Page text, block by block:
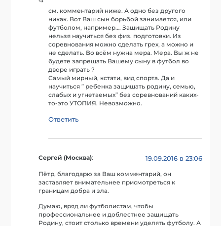
см. комментарий ниже. А одно без другого
никак. Вот Ваш сын борьбой занимается, или
футболом, например…. Защищать Родину
нельзя научиться без физ. подготовки. Из
соревнования можно сделать грех, а можно и
не сделать. Во всём нужна мера. Мера. Вы ж не
будете запрещать Вашему сыну в футбол во
дворе играть ?
Самый мирный, кстати, вид спорта. Да и
научиться ” ребенка защищать родину, семью,
слабых и угнетаемых” без соревнований каких-
то-это УТОПИЯ. Невозможно.
Ответить
Сергей (Москва): 19.09.2016 в 23:06
Пётр, благодарю за Ваш комментарий, он
заставляет внимательнее присмотреться к
границам добра и зла.
Думаю, вряд ли футболистам, чтобы
профессиональнее и доблестнее защищать
Родину, стоит столько времени уделять футболу. А